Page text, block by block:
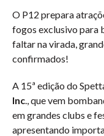
O P12 prepara
fogos exclusivo para
faltar na virada,
confirmados!
A 15ª edição do
Inc., que vem
em grandes clubs e
apresentando